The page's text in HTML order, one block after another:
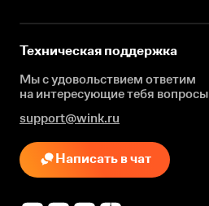
Техническая поддержка
Мы с удовольствием ответим
на интересующиетебя вопросы
support@wink.ru
Написать в чат